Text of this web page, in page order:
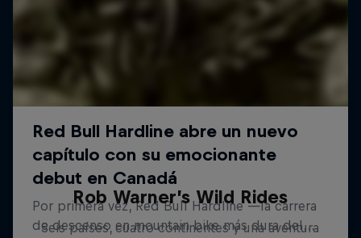
Rob Warner’s Wild Rides
Seis países, cuatro continentes y una aventura